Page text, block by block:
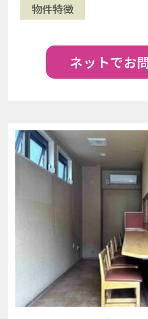
物件特徴
ネットでお